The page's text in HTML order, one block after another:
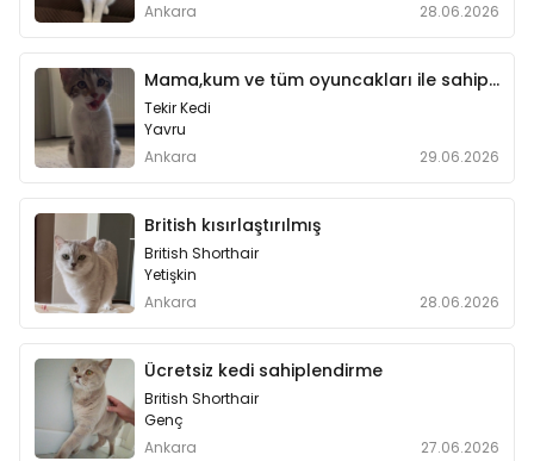
Ankara
28.06.2026
Mama,kum ve tüm oyuncakları ile sahiplendirilecek
Tekir Kedi
Yavru
Ankara
29.06.2026
British kısırlaştırılmış
British Shorthair
Yetişkin
Ankara
28.06.2026
Ücretsiz kedi sahiplendirme
British Shorthair
Genç
Ankara
27.06.2026